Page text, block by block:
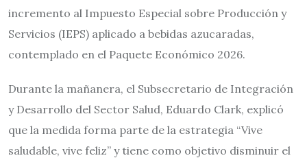
incremento al Impuesto Especial sobre Producción y
Servicios (IEPS) aplicado a bebidas azucaradas,
contemplado en el Paquete Económico 2026.
Durante la mañanera, el Subsecretario de Integración
y Desarrollo del Sector Salud, Eduardo Clark, explicó
que la medida forma parte de la estrategia “Vive
saludable, vive feliz” y tiene como objetivo disminuir el